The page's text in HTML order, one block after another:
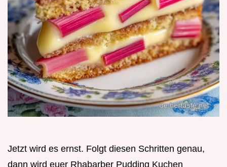
Jetzt wird es ernst. Folgt diesen Schritten genau,
dann wird euer Rhabarber Pudding Kuchen